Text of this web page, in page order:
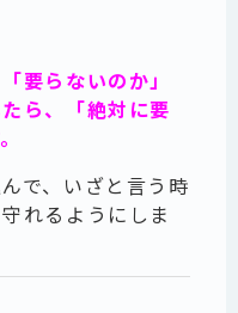
要らないのか」
ら、「絶対に要
で、いざと言う時
れるようにしま